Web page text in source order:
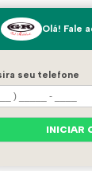
Olá! Fale
seu telefone
INICIAR